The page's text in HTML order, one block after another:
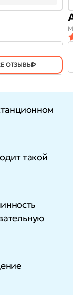
(746) НЕТ(21)
ОТЗЫВЫ
такой